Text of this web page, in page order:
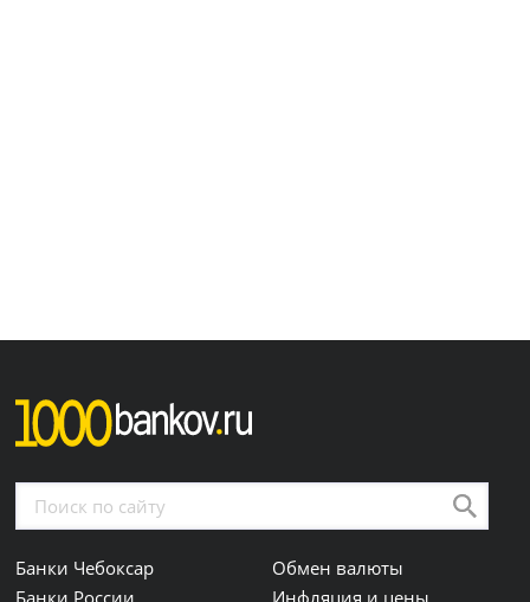
Банки Чебоксар
Обмен валюты